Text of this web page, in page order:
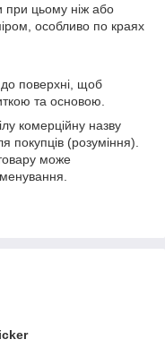
при цьому ніж або
особливо по краях
поверхні, щоб
та основою.
комерційну назву
(розуміння).
може